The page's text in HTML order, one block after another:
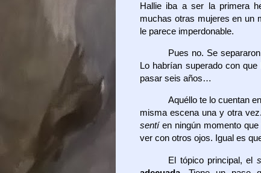
Hallie iba a ser la primera
muchas otras mujeres en un
le parece imperdonable.
Pues no. Se
Lo habrían superado con que
pasar seis años…
Aquéllo te lo cuentan en
misma escena una y otra
sentíen ningún momento
ver con otros ojos. Igual es
El tópico principal, el